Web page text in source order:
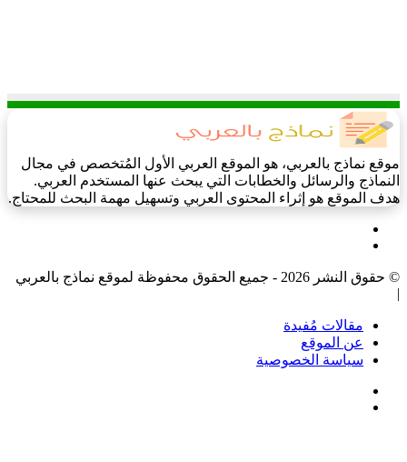
موقع نماذج بالعربي، هو الموقع العربي الأول المُتخصص في مجال
النماذج والرسائل والخطابات التي يبحث عنها المستخدم العربي.
هدف الموقع هو إثراء المحتوى العربي وتسهيل مهمة البحث للمحتاج.
© حقوق النشر 2026 - جميع الحقوق محفوظة لموقع نماذج بالعربي
|
مقالات مُفيدة
عن الموقع
سياسة الخصوصية